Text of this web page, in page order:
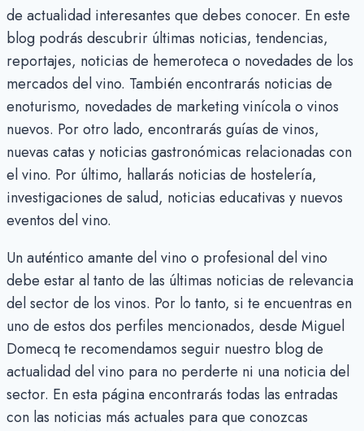
de actualidad interesantes que debes conocer. En este
blog podrás descubrir últimas noticias, tendencias,
reportajes, noticias de hemeroteca o novedades de los
mercados del vino. También encontrarás noticias de
enoturismo, novedades de marketing vinícola o vinos
nuevos. Por otro lado, encontrarás guías de vinos,
nuevas catas y noticias gastronómicas relacionadas con
el vino. Por último, hallarás noticias de hostelería,
investigaciones de salud, noticias educativas y nuevos
eventos del vino.
Un auténtico amante del vino o profesional del vino
debe estar al tanto de las últimas noticias de relevancia
del sector de los vinos. Por lo tanto, si te encuentras en
uno de estos dos perfiles mencionados, desde Miguel
Domecq te recomendamos seguir nuestro blog de
actualidad del vino para no perderte ni una noticia del
sector. En esta página encontrarás todas las entradas
con las noticias más actuales para que conozcas